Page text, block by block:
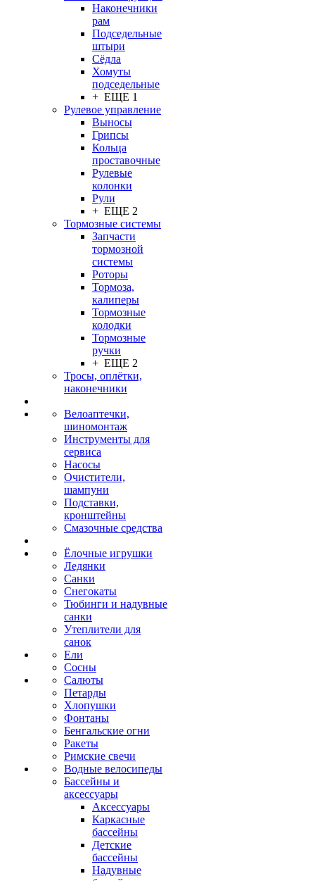
Наконечники
рам
Подседельные
штыри
Сёдла
Хомуты
подседельные
+ ЕЩЕ 1
Рулевое управление
Выносы
Грипсы
Кольца
проставочные
Рулевые
колонки
Рули
+ ЕЩЕ 2
Тормозные системы
Запчасти
тормозной
системы
Роторы
Тормоза,
калиперы
Тормозные
колодки
Тормозные
ручки
+ ЕЩЕ 2
Тросы, оплётки,
наконечники
Велоаптечки,
шиномонтаж
Инструменты для
сервиса
Насосы
Очистители,
шампуни
Подставки,
кронштейны
Смазочные средства
Ёлочные игрушки
Ледянки
Санки
Снегокаты
Тюбинги и надувные
санки
Утеплители для
санок
Ели
Сосны
Салюты
Петарды
Хлопушки
Фонтаны
Бенгальские огни
Ракеты
Римские свечи
Водные велосипеды
Бассейны и
аксессуары
Аксессуары
Каркасные
бассейны
Детские
бассейны
Надувные